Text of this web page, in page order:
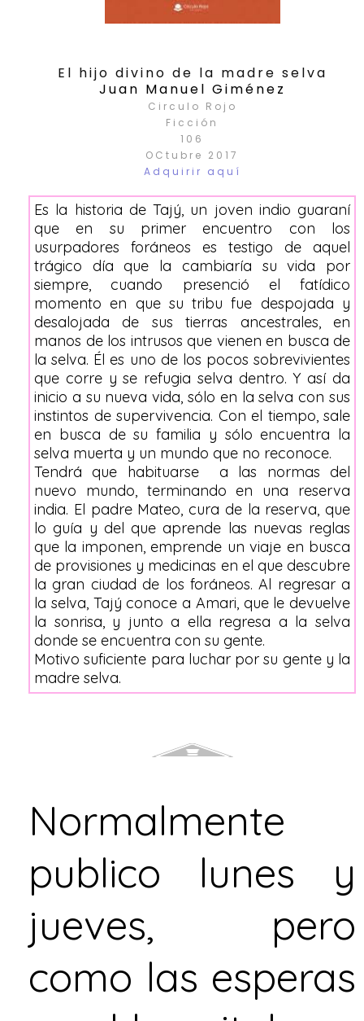
El hijo divino de la madre selva
Juan Manuel Giménez
Circulo Rojo
Ficción
106
OCtubre 2017
Adquirir aquí
Es la historia de Tajý, un joven indio guaraní
que en su primer encuentro con los
usurpadores foráneos es testigo de aquel
trágico día que la cambiaría su vida por
siempre, cuando presenció el fatídico
momento en que su tribu fue despojada y
desalojada de sus tierras ancestrales, en
manos de los intrusos que vienen en busca de
la selva. Él es uno de los pocos sobrevivientes
que corre y se refugia selva dentro. Y así da
inicio a su nueva vida, sólo en la selva con sus
instintos de supervivencia. Con el tiempo, sale
en busca de su familia y sólo encuentra la
selva muerta y un mundo que no reconoce.
Tendrá que habituarse a las normas del
nuevo mundo, terminando en una reserva
india. El padre Mateo, cura de la reserva, que
lo guía y del que aprende las nuevas reglas
que la imponen, emprende un viaje en busca
de provisiones y medicinas en el que descubre
la gran ciudad de los foráneos. Al regresar a
la selva, Tajý conoce a Amari, que le devuelve
la sonrisa, y junto a ella regresa a la selva
donde se encuentra con su gente.
Motivo suficiente para luchar por su gente y la
madre selva.
Normalmente
publico lunes y
jueves, pero
como las esperas